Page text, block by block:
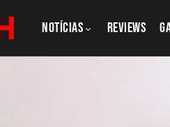
NOTÍCIAS REVIEWS